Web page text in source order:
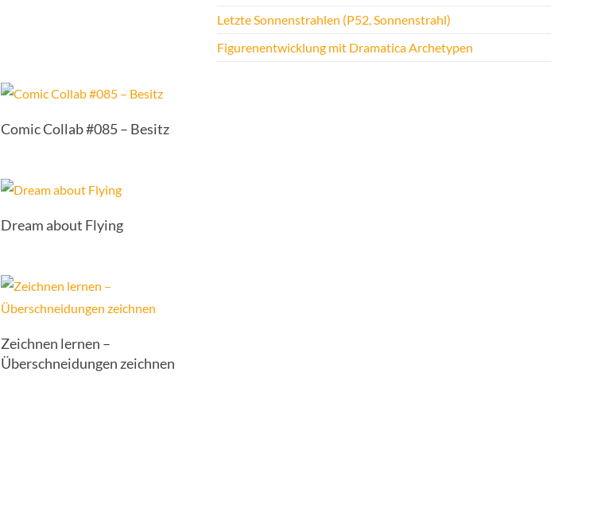
Comic Collab #085 – Besitz
Dream about Flying
Zeichnen lernen –
Überschneidungen zeichnen
Letzte Sonnenstrahlen (P52, Sonnenstrahl)
Figurenentwicklung mit Dramatica Archetypen